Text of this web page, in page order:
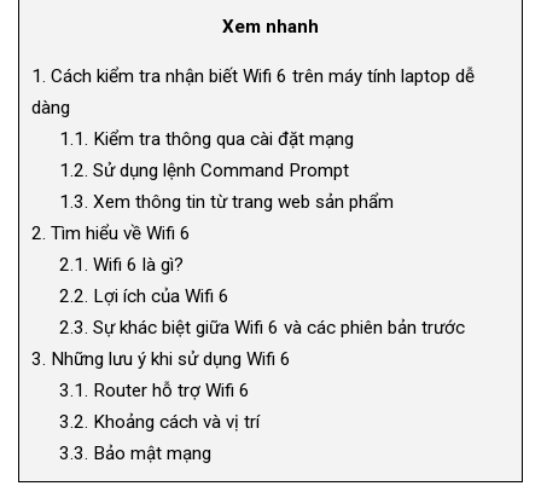
Xem nhanh
1. Cách kiểm tra nhận biết Wifi 6 trên máy tính laptop dễ
dàng
1.1. Kiểm tra thông qua cài đặt mạng
1.2. Sử dụng lệnh Command Prompt
1.3. Xem thông tin từ trang web sản phẩm
2. Tìm hiểu về Wifi 6
2.1. Wifi 6 là gì?
2.2. Lợi ích của Wifi 6
2.3. Sự khác biệt giữa Wifi 6 và các phiên bản trước
3. Những lưu ý khi sử dụng Wifi 6
3.1. Router hỗ trợ Wifi 6
3.2. Khoảng cách và vị trí
3.3. Bảo mật mạng